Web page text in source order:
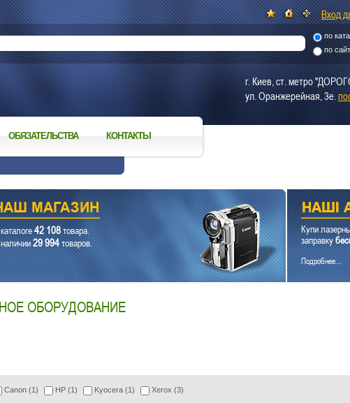
ОБЯЗАТЕЛЬСТВА КОНТАКТЫ
42 108товара.
29 994товаров.
Купи
заправку
Подробнее...
ОБОРУДОВАНИЕ
Canon (1) HP (1) Kyocera (1) Xerox (3)
Вход
по
по
г. Киев, ст. метро
ул. Оранжерейная, 3е.